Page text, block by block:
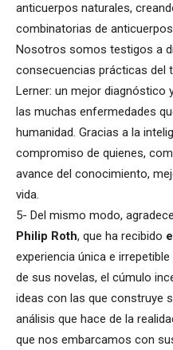
anticuerpos naturales,
combinatorias de
Nosotros somos testigos a
consecuencias prácticas del
Lerner: un mejor diagnóstico
las muchas enfermedades
humanidad. Gracias a la
compromiso de quienes,
avance del conocimiento,
vida.
5- Del mismo modo,
Philip Roth, que ha recibido
experiencia única e
de sus novelas, el cúmulo
ideas con las que construye
análisis que hace de la
que nos embarcamos con